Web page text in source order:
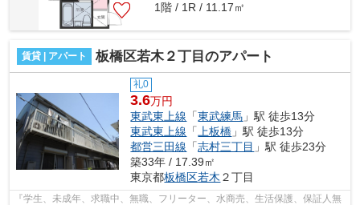
1階 / 1R / 11.17㎡
賃貸 | アパート 板橋区若木２丁目のアパート
礼0
3.6万円
東武東上線 「東武練馬 」駅 徒歩13分
東武東上線 「 上板橋 」駅 徒歩13分
都営三田線 「志村三丁目 」駅 徒歩23分
築33年 / 17.39㎡
東京都板橋区若木 ２丁目
『学生、未成年、求職中、無職、フリーター、水商売、生活保護、保証人無